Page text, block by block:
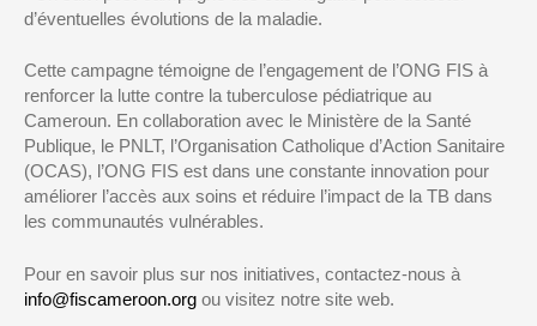
d’éventuelles évolutions de la maladie.
Cette campagne témoigne de l’engagement de l’ONG FIS à
renforcer la lutte contre la tuberculose pédiatrique au
Cameroun. En collaboration avec le Ministère de la Santé
Publique, le PNLT, l’Organisation Catholique d’Action Sanitaire
(OCAS), l’ONG FIS est dans une constante innovation pour
améliorer l’accès aux soins et réduire l’impact de la TB dans
les communautés vulnérables.
Pour en savoir plus sur nos initiatives, contactez-nous à
info@fiscameroon.org ou visitez notre site web.